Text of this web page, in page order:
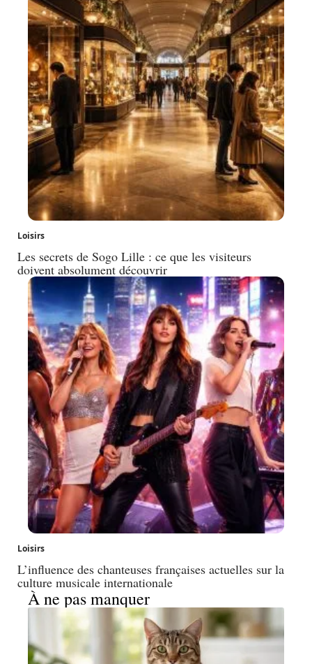
Loisirs
Les secrets de Sogo Lille : ce que les visiteurs
doivent absolument découvrir
Loisirs
L’influence des chanteuses françaises actuelles sur la
culture musicale internationale
À ne pas manquer